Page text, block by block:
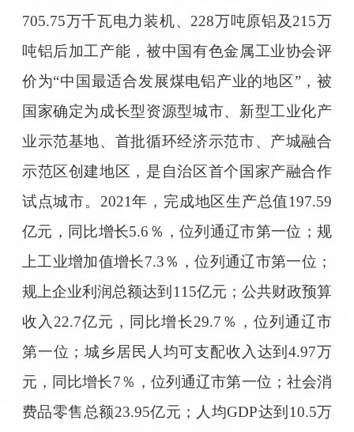
705.75万千瓦电力装机、228万吨原铝及215万
吨铝后加工产能，被中国有色金属工业协会评
价为“中国最适合发展煤电铝产业的地区”，被
国家确定为成长型资源型城市、新型工业化产
业示范基地、首批循环经济示范市、产城融合
示范区创建地区，是自治区首个国家产融合作
试点城市。2021年，完成地区生产总值197.59
亿元，同比增长5.6％，位列通辽市第一位；规
上工业增加值增长7.3％，位列通辽市第一位；
规上企业利润总额达到115亿元；公共财政预算
收入22.7亿元，同比增长29.7％，位列通辽市
第一位；城乡居民人均可支配收入达到4.97万
元，同比增长7％，位列通辽市第一位；社会消
费品零售总额23.95亿元；人均GDP达到10.5万